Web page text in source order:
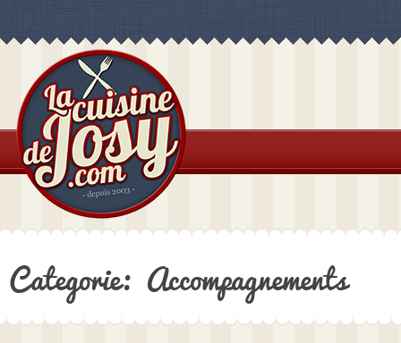
Categorie: Accompagnements